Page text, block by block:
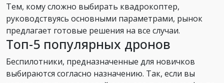
Тем, кому сложно выбирать квадрокоптер,
руководствуясь основными параметрами, рынок
предлагает готовые решения на все случаи.
Топ-5 популярных дронов
Беспилотники, предназначенные для новичков
выбираются согласно назначению. Так, если вы